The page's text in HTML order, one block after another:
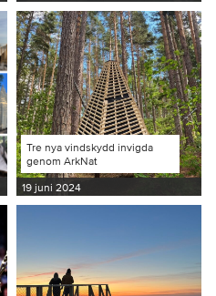
Tre nya vindskydd invigda
genom ArkNat
19 juni 2024